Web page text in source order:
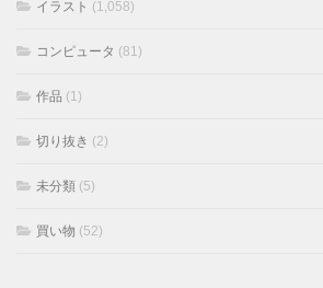
イラスト (1,058)
コンピュータ (81)
作品 (1)
切り抜き (2)
未分類 (5)
買い物 (52)